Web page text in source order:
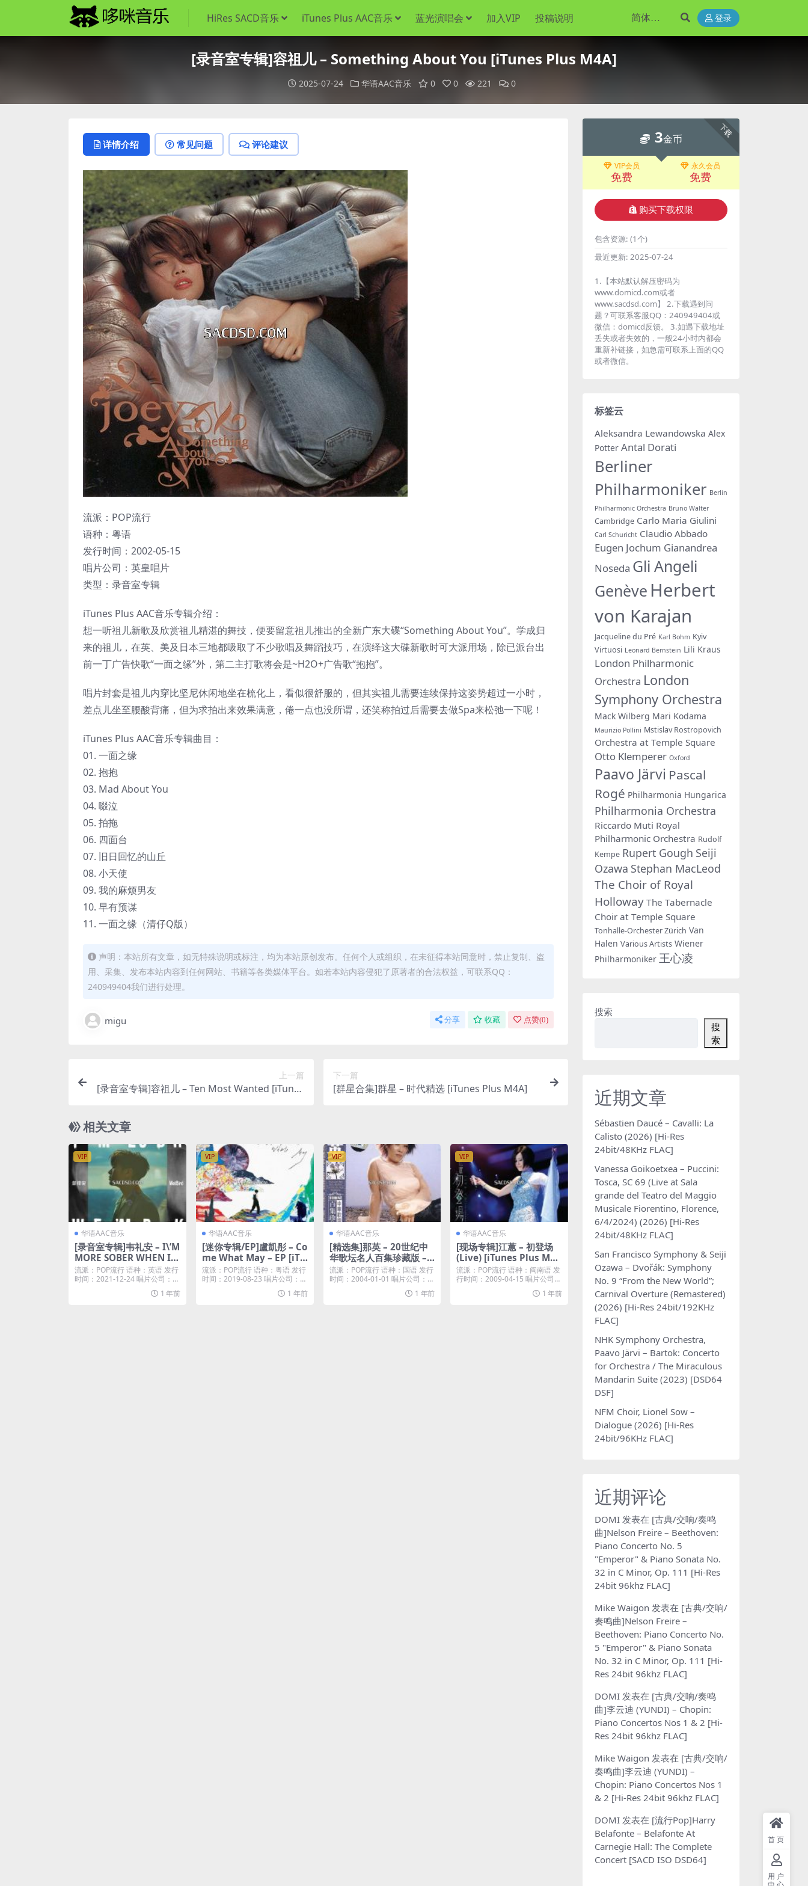
HiRes SACD音乐 iTunes Plus AAC音乐 蓝光演唱会 加入VIP 投稿说明 登录
[录音室专辑]容祖儿 – Something About You [iTunes Plus M4A]
2025-07-24 华语AAC音乐 0 0 221 0
详情介绍 常见问题 评论建议
流派：POP流行
语种：粤语
发行时间：2002-05-15
唱片公司：英皇唱片
类型：录音室专辑
iTunes Plus AAC音乐专辑介绍：
想一听祖儿新歌及欣赏祖儿精湛的舞技，便要留意祖儿推出的全新广东大碟“Something About You”。学成归
来的祖儿，在英、美及日本三地都吸取了不少歌唱及舞蹈技巧，在演绎这大碟新歌时可大派用场，除已派台出
前一丁广告快歌“一面之缘”外，第二主打歌将会是~H2O+广告歌“抱抱”。
唱片封套是祖儿内穿比坚尼休闲地坐在梳化上，看似很舒服的，但其实祖儿需要连续保持这姿势超过一小时，
差点儿坐至腰酸背痛，但为求拍出来效果满意，倦一点也没所谓，还笑称拍过后需要去做Spa来松弛一下呢！
iTunes Plus AAC音乐专辑曲目：
01. 一面之缘
02. 抱抱
03. Mad About You
04. 啜泣
05. 拍拖
06. 四面台
07. 旧日回忆的山丘
08. 小天使
09. 我的麻烦男友
10. 早有预谋
11. 一面之缘（清仔Q版）
声明：本站所有文章，如无特殊说明或标注，均为本站原创发布。任何个人或组织，在未征得本站同意时，禁止复制、盗
用、采集、发布本站内容到任何网站、书籍等各类媒体平台。如若本站内容侵犯了原著者的合法权益，可联系QQ：
240949404我们进行处理。
migu 分享 收藏 点赞(0)
上一篇
[录音室专辑]容祖儿 – Ten Most Wanted [iTunes
下一篇
[群星合集]群星 – 时代精选 [iTunes Plus M4A]
相关文章
VIP
华语AAC音乐
[录音室专辑]韦礼安 – I\’M
MORE SOBER WHEN I
\’M DRUNK 我醉清醒 (20
21) [iTunes Plus M4A]
流派：POP流行 语种：英语 发行
时间：2021-12-24 唱片公司：A
1 年前
VIP
华语AAC音乐
[迷你专辑/EP]盧凱彤 – Co
me What May – EP [iTu
nes Plus M4A+ M4V]
流派：POP流行 语种：粤语 发行
时间：2019-08-23 唱片公司：环
1 年前
VIP
华语AAC音乐
[精选集]那英 – 20世纪中
华歌坛名人百集珍藏版 –
那英 (2004) [iTunes Plu
s M4A]
流派：POP流行 语种：国语 发行
时间：2004-01-01 唱片公司：℗
1 年前
VIP
华语AAC音乐
[现场专辑]江蕙 – 初登场
(Live) [iTunes Plus M4
A]
流派：POP流行 语种：闽南语 发
行时间：2009-04-15 唱片公司：
1 年前
下载
3金币
VIP会员
免费
永久会员
免费
购买下载权限
包含资源: (1个)
最近更新: 2025-07-24
1.【本站默认解压密码为
www.domicd.com或者
www.sacdsd.com】 2.下载遇到问
题？可联系客服QQ：240949404或
微信：domicd反馈。 3.如遇下载地址
丢失或者失效的，一般24小时内都会
重新补链接，如急需可联系上面的QQ
或者微信。
标签云
Aleksandra Lewandowska Alex
Potter Antal Dorati
Berliner
Philharmoniker Berlin
Philharmonic Orchestra Bruno Walter
Cambridge Carlo Maria Giulini
Carl Schuricht Claudio Abbado
Eugen Jochum Gianandrea
Noseda Gli Angeli
Genève Herbert
von Karajan
Jacqueline du Pré Karl Bohm Kyiv
Virtuosi Leonard Bernstein Lili Kraus
London Philharmonic
Orchestra London
Symphony Orchestra
Mack Wilberg Mari Kodama
Maurizio Pollini Mstislav Rostropovich
Orchestra at Temple Square
Otto Klemperer Oxford
Paavo Järvi Pascal
Rogé Philharmonia Hungarica
Philharmonia Orchestra
Riccardo Muti Royal
Philharmonic Orchestra Rudolf
Kempe Rupert Gough Seiji
Ozawa Stephan MacLeod
The Choir of Royal
Holloway The Tabernacle
Choir at Temple Square
Tonhalle-Orchester Zürich Van
Halen Various Artists Wiener
Philharmoniker 王心凌
搜索
搜
索
近期文章
Sébastien Daucé – Cavalli: La
Calisto (2026) [Hi-Res
24bit/48KHz FLAC]
Vanessa Goikoetxea – Puccini:
Tosca, SC 69 (Live at Sala
grande del Teatro del Maggio
Musicale Fiorentino, Florence,
6/4/2024) (2026) [Hi-Res
24bit/48KHz FLAC]
San Francisco Symphony & Seiji
Ozawa – Dvořák: Symphony
No. 9 “From the New World”;
Carnival Overture (Remastered)
(2026) [Hi-Res 24bit/192KHz
FLAC]
NHK Symphony Orchestra,
Paavo Järvi – Bartok: Concerto
for Orchestra / The Miraculous
Mandarin Suite (2023) [DSD64
DSF]
NFM Choir, Lionel Sow –
Dialogue (2026) [Hi-Res
24bit/96KHz FLAC]
近期评论
DOMI 发表在 [古典/交响/奏鸣
曲]Nelson Freire – Beethoven:
Piano Concerto No. 5
"Emperor" & Piano Sonata No.
32 in C Minor, Op. 111 [Hi-Res
24bit 96khz FLAC]
Mike Waigon 发表在 [古典/交响/
奏鸣曲]Nelson Freire –
Beethoven: Piano Concerto No.
5 "Emperor" & Piano Sonata
No. 32 in C Minor, Op. 111 [Hi-
Res 24bit 96khz FLAC]
DOMI 发表在 [古典/交响/奏鸣
曲]李云迪 (YUNDI) – Chopin:
Piano Concertos Nos 1 & 2 [Hi-
Res 24bit 96khz FLAC]
Mike Waigon 发表在 [古典/交响/
奏鸣曲]李云迪 (YUNDI) –
Chopin: Piano Concertos Nos 1
& 2 [Hi-Res 24bit 96khz FLAC]
DOMI 发表在 [流行Pop]Harry
Belafonte – Belafonte At
Carnegie Hall: The Complete
Concert [SACD ISO DSD64]
首页
用户